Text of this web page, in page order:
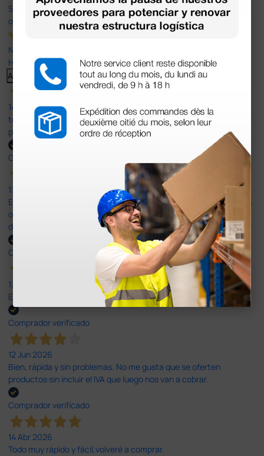
597
opiniones
Nuestras reseñas de 4 y 5 estrellas.
Haga clic aquí para leerlos todos >
Anterior
Siguiente
14 Jul 2026
todo correcto. podria señalar que un poco caro los portes y el
plazo de entrega se alarga.
Comprador verificado
13 Jul 2026
Es fácil hacer el pedido. El producto, bastante mas barato que en
otras plataformas de material médico. Pero el envío cuesta más
del doble que en cualquier otra empresa dentro de España.
Comprador verificado
13 Jul 2026
Excelente
Comprador verificado
12 Jun 2026
Bien, rápida y sin problemas. No me gusta que se oferten
productos sin incluir el IVA que luego nos van a cobrar.
Comprador verificado
14 Abr 2026
Todo muy rápido y fácil,volveré a comprar.